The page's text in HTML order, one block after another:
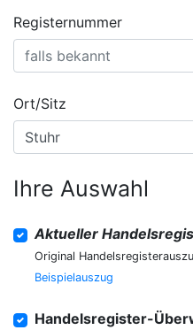
Registernummer
Ort/Sitz
Ihre Auswahl
Aktueller
Original
Beispielauszug
Handelsregister-